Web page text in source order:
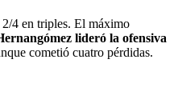
4 en triples. El máximo
lideró la ofensiva
cometió cuatro pérdidas.